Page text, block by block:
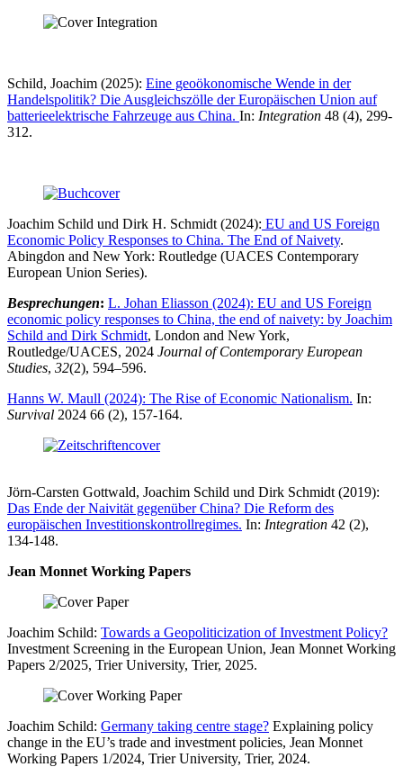
Schild, Joachim (2025): Eine geoökonomische Wende in der
Handelspolitik? Die Ausgleichszölle der Europäischen Union auf
batterieelektrische Fahrzeuge aus China. In: Integration 48 (4), 299-
312.
Joachim Schild und Dirk H. Schmidt (2024): EU and US Foreign
Economic Policy Responses to China. The End of Naivety.
Abingdon and New York: Routledge (UACES Contemporary
European Union Series).
Besprechungen: L. Johan Eliasson (2024): EU and US Foreign
economic policy responses to China, the end of naivety: by Joachim
Schild and Dirk Schmidt, London and New York,
Routledge/UACES, 2024 Journal of Contemporary European
Studies, 32(2), 594–596.
Hanns W. Maull (2024): The Rise of Economic Nationalism. In:
Survival 2024 66 (2), 157-164.
Jörn-Carsten Gottwald, Joachim Schild und Dirk Schmidt (2019):
Das Ende der Naivität gegenüber China? Die Reform des
europäischen Investitionskontrollregimes. In: Integration 42 (2),
134-148.
Jean Monnet Working Papers
Joachim Schild: Towards a Geopoliticization of Investment Policy?
Investment Screening in the European Union, Jean Monnet Working
Papers 2/2025, Trier University, Trier, 2025.
Joachim Schild: Germany taking centre stage? Explaining policy
change in the EU’s trade and investment policies, Jean Monnet
Working Papers 1/2024, Trier University, Trier, 2024.